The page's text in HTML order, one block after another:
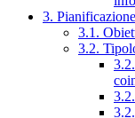
3.
3.1.
3.2.